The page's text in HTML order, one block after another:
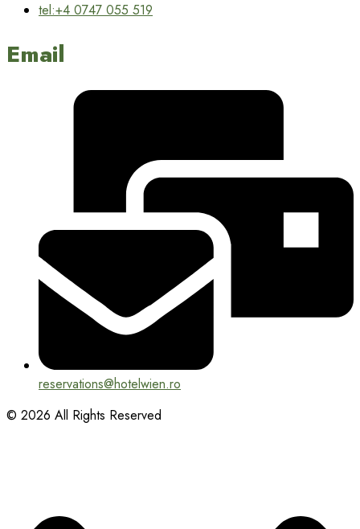
tel:+4 0747 055 519
Email
reservations@hotelwien.ro
© 2026 All Rights Reserved